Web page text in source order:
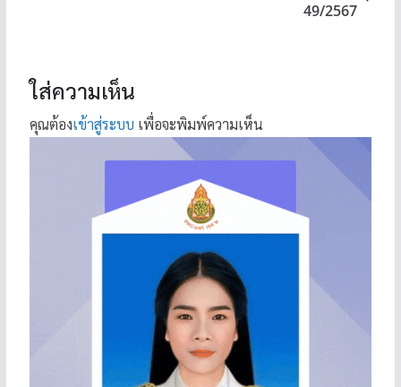
49/2567
ใส่ความเห็น
คุณต้องเข้าสู่ระบบ เพื่อจะพิมพ์ความเห็น